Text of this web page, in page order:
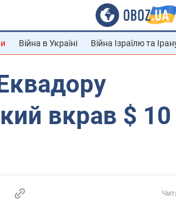
Війна в Україні Війна Ізраїлю та
вкрав $